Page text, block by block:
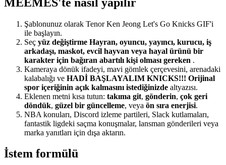
Şablonunuz olarak Tenor Ken Jeong Let's Go Knicks GIF'i
ile başlayın.
Seç yüz değiştirme Hayran, oyuncu, yayıncı, kurucu, iş
arkadaşı, maskot, evcil hayvan veya hayal ürünü bir
karakter için bağıran abartılı kişi olması gereken .
Kameraya dönük ifadeyi, mavi gömlek çerçevesini, arenadaki
kalabalığı ve HADİ BAŞLAYALIM KNICKS!!! Orijinal
spor içeriğinin açık kalmasını istediğinizde altyazısı.
Eklenen metni kısa tutun: takıma git, gönderin, çok geri
döndük, güzel bir güncelleme, veya ön sıra enerjisi.
NBA konuları, Discord izleme partileri, Slack kutlamaları,
fantastik ligdeki saçma konuşmalar, lansman gönderileri veya
marka yanıtları için dışa aktarın.
İstem formülü